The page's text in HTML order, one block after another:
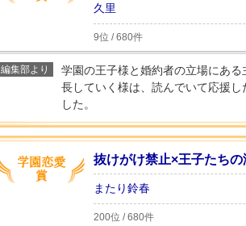
久里
9位 / 680件
編集部より
学園の王子様と婚約者の立場にあ
長していく様は、読んでいて応援
した。
抜けがけ禁止×王子たち
またり鈴春
200位 / 680件